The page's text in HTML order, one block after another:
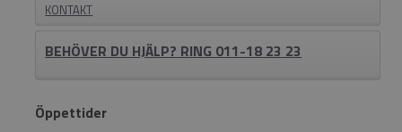
KONTAKT
BEHÖVER DU HJÄLP? RING 011-18 23 23
Öppettider